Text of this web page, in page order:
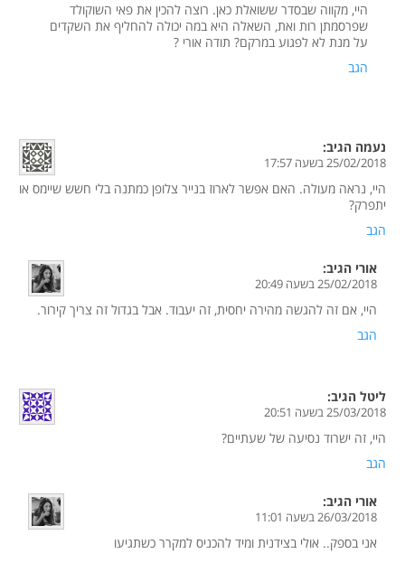
היי, מקווה שבסדר ששואלת כאן. רוצה להכין את פאי השוקולד
שפרסמתן רות ואת, השאלה היא במה יכולה להחליף את השקדים
על מנת לא לפגוע במרקם? תודה אורי ?
הגב
נעמה הגיב:
25/02/2018 בשעה 17:57
היי, נראה מעולה. האם אפשר לארוז בנייר צלופן כמתנה בלי חשש שיימס או
יתפרק?
הגב
אורי הגיב:
25/02/2018 בשעה 20:49
היי, אם זה להגשה מהירה יחסית, זה יעבוד. אבל בגדול זה צריך קירור.
הגב
ליטל הגיב:
25/03/2018 בשעה 20:51
היי, זה ישרוד נסיעה של שעתיים?
הגב
אורי הגיב:
26/03/2018 בשעה 11:01
אני בספק.. אולי בצידנית ומיד להכניס למקרר כשתגיעו